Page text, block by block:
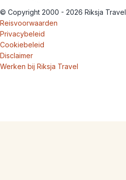
© Copyright 2000 - 2026 Riksja Travel
Reisvoorwaarden
Privacybeleid
Cookiebeleid
Disclaimer
Werken bij Riksja Travel